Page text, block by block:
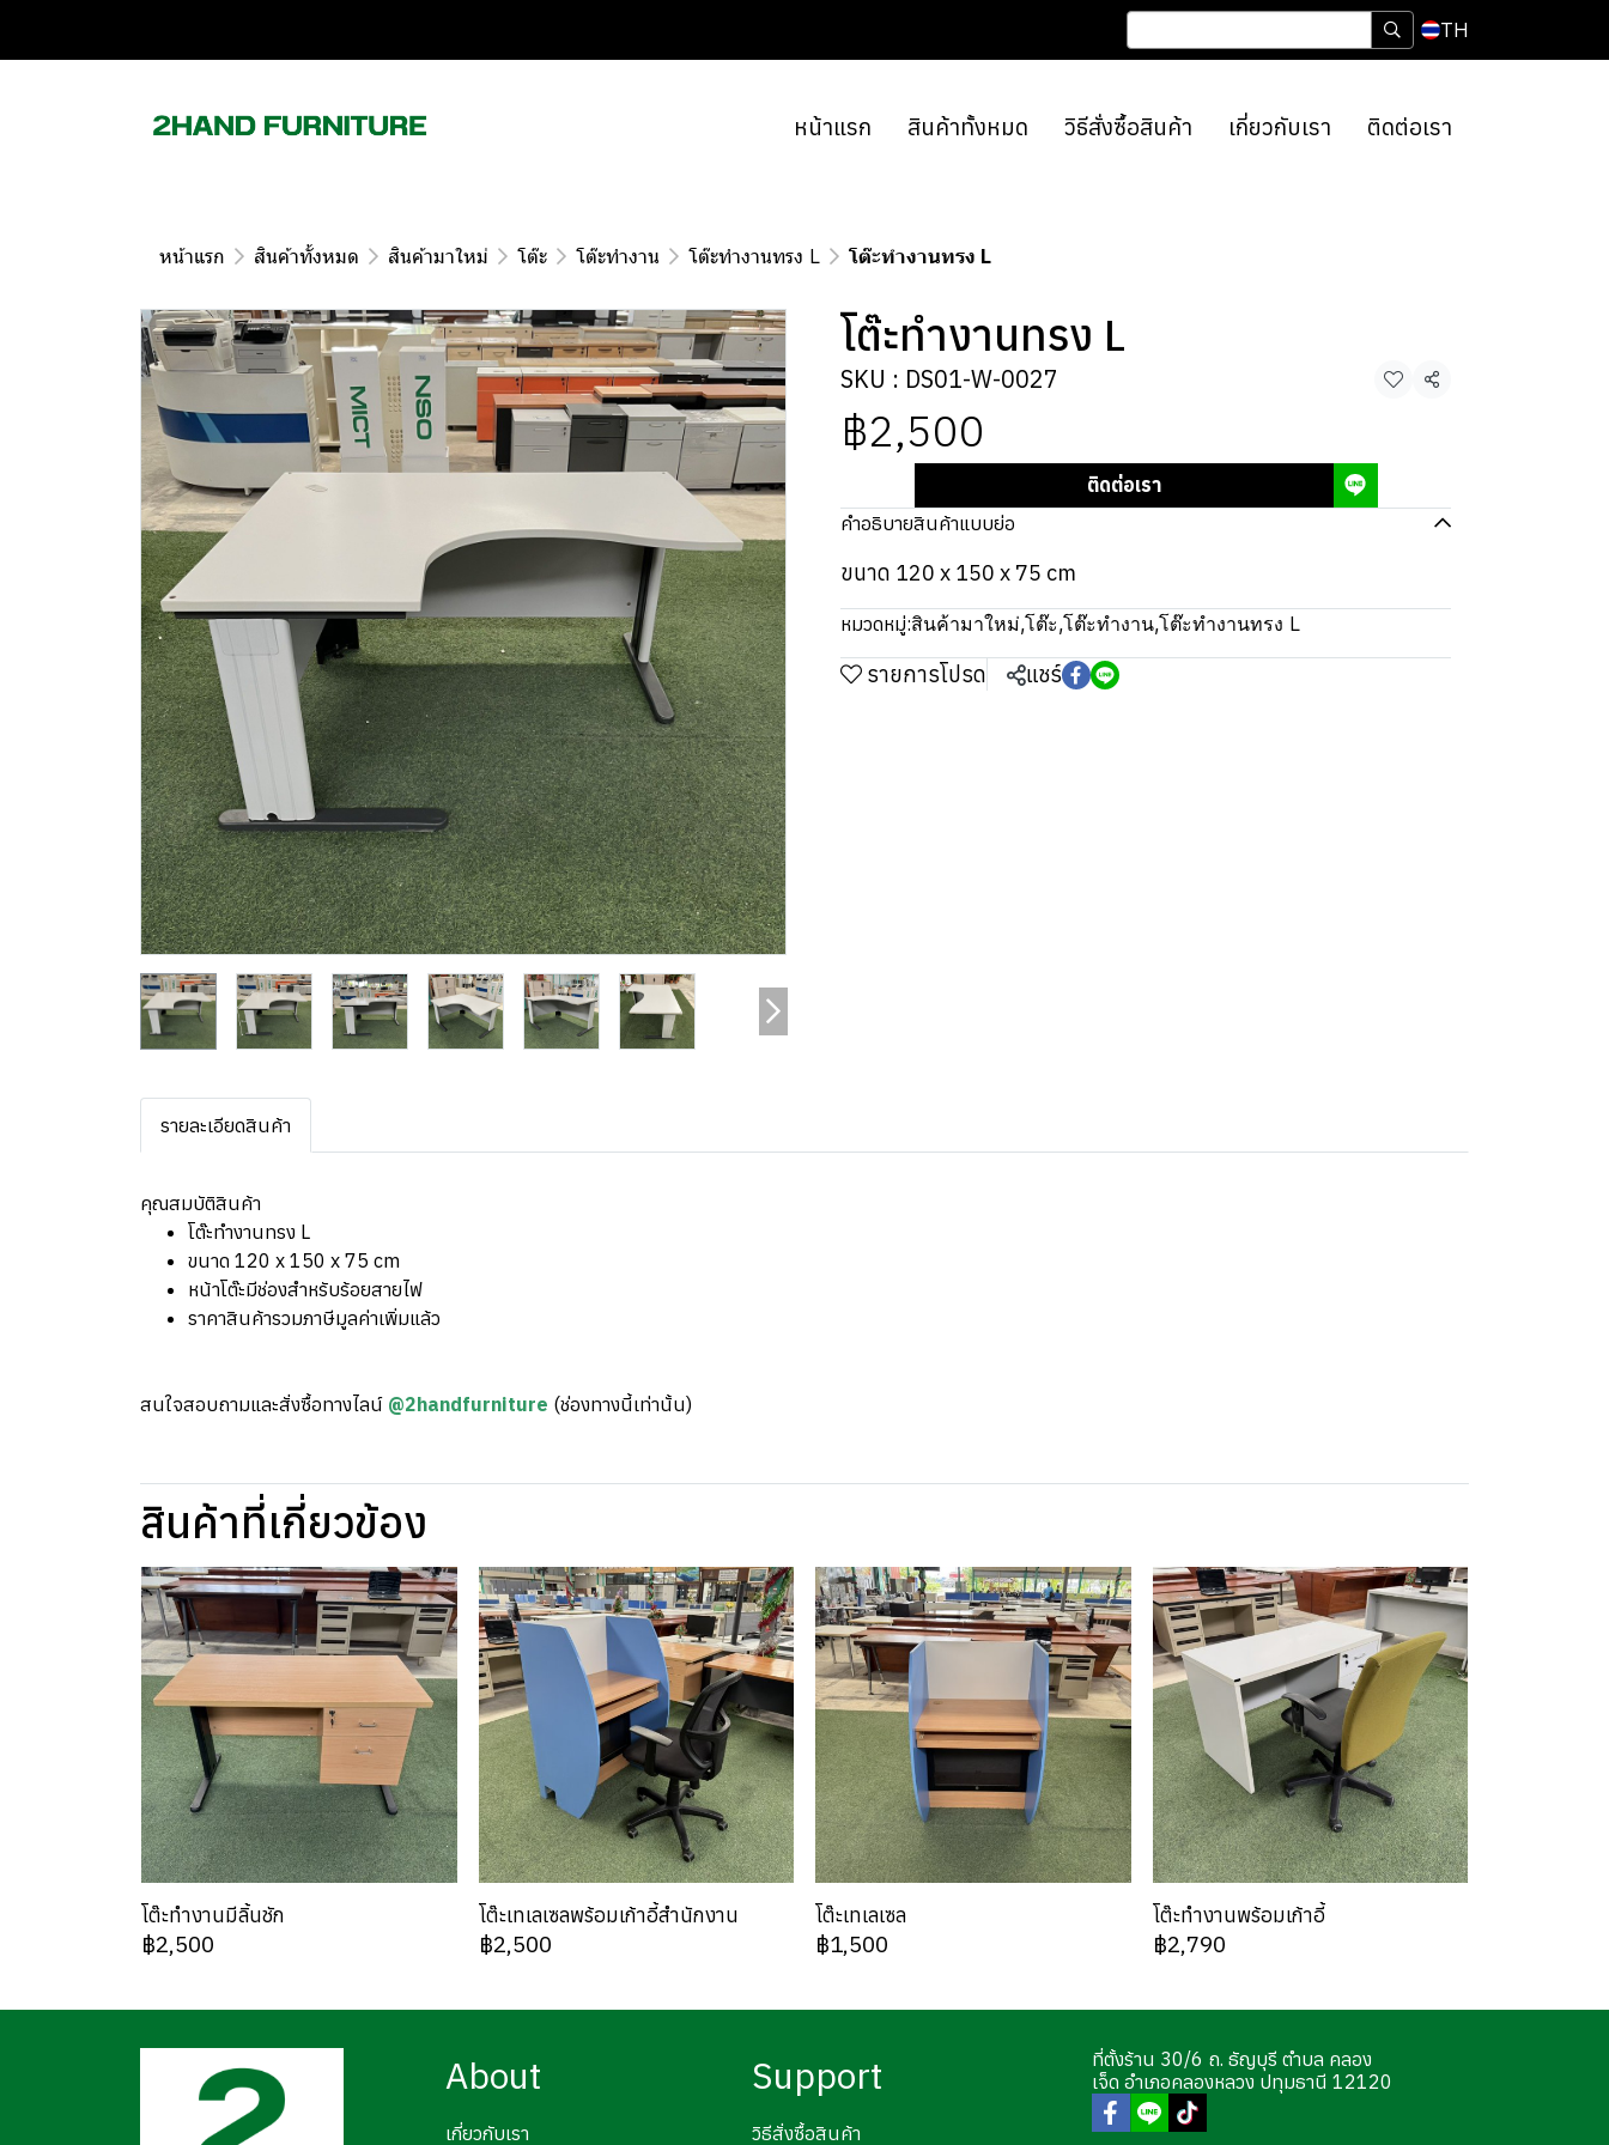
TH
หน้าแรก สินค้าทั้งหมด วิธีสั่งซื้อสินค้า เกี่ยวกับเรา ติดต่อเรา
หน้าแรก สินค้าทั้งหมด สินค้ามาใหม่ โต๊ะ โต๊ะทำงาน โต๊ะทำงานทรง L โต๊ะทำงานทรง L
โต๊ะทำงานทรง L
SKU : DS01-W-0027 แชร์
฿2,500
ติดต่อเรา
คำอธิบายสินค้าแบบย่อ
ขนาด 120 x 150 x 75 cm
หมวดหมู่:สินค้ามาใหม่,โต๊ะ,โต๊ะทำงาน,โต๊ะทำงานทรง L
รายการโปรด แชร์
รายละเอียดสินค้า
คุณสมบัติสินค้า
โต๊ะทำงานทรง L
ขนาด 120 x 150 x 75 cm
หน้าโต๊ะมีช่องสำหรับร้อยสายไฟ
ราคาสินค้ารวมภาษีมูลค่าเพิ่มแล้ว
สนใจสอบถามและสั่งซื้อทางไลน์ @2handfurniture (ช่องทางนี้เท่านั้น)
สินค้าที่เกี่ยวข้อง
โต๊ะทำงานมีลิ้นชัก
฿2,500
โต๊ะเทเลเซลพร้อมเก้าอี้สำนักงาน
฿2,500
โต๊ะเทเลเซล
฿1,500
โต๊ะทำงานพร้อมเก้าอี้
฿2,790
About
เกี่ยวกับเรา
Support
วิธีสั่งซื้อสินค้า
ที่ตั้งร้าน 30/6 ถ. ธัญบุรี ตำบล คลอง
เจ็ด อำเภอคลองหลวง ปทุมธานี 12120